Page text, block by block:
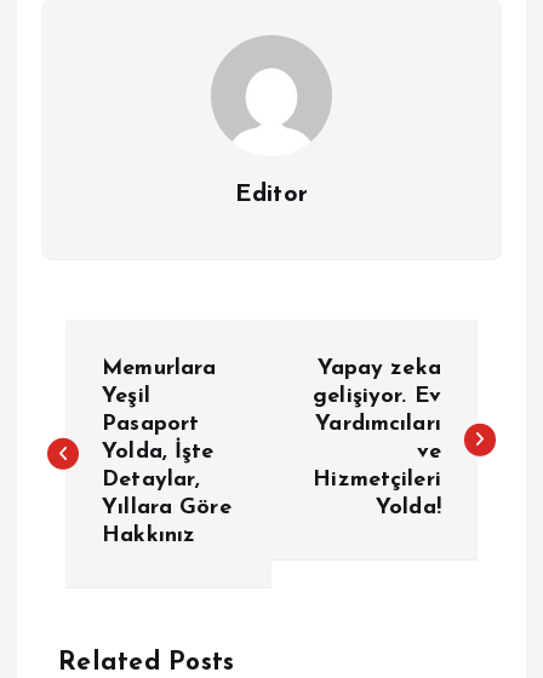
Editor
z
e
Memurlara
Yeşil
Pasaport
Yolda, İşte
Detaylar,
Yıllara Göre
Hakkınız
Yapay zeka
gelişiyor. Ev
Yardımcıları
ve
Hizmetçileri
Yolda!
Related Posts